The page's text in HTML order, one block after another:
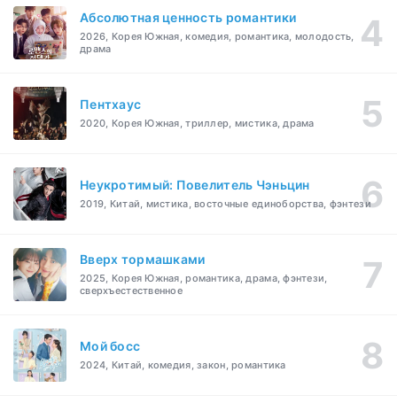
Абсолютная ценность романтики
2026, Корея Южная, комедия, романтика, молодость,
драма
Пентхаус
2020, Корея Южная, триллер, мистика, драма
Неукротимый: Повелитель Чэньцин
2019, Китай, мистика, восточные единоборства, фэнтези
Вверх тормашками
2025, Корея Южная, романтика, драма, фэнтези,
сверхъестественное
Мой босс
2024, Китай, комедия, закон, романтика